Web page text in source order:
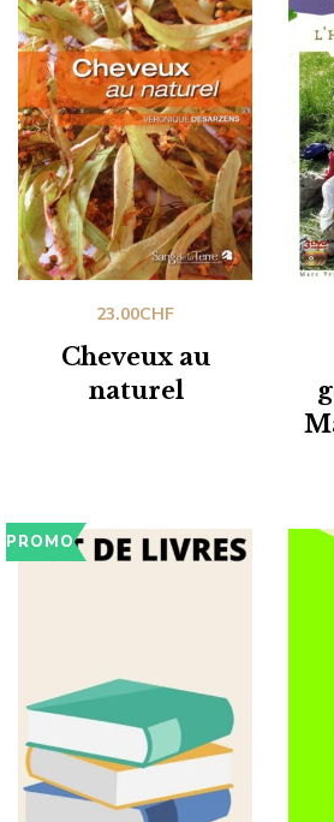
Cheveux au
naturel
23.00CHF
PROMO